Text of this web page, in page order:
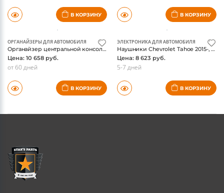
В КОРЗИНУ В КОРЗИНУ
ОРГАНАЙЗЕРЫ ДЛЯ АВТОМОБИЛЯ
Органайзер центральной консоли Chevrolet Tahoe 2015-, оригинал
Цена: 10 658 руб.
от 60 дней
В КОРЗИНУ
ЭЛЕКТРОНИКА ДЛЯ АВТОМОБИЛЯ
Наушники Chevrolet Tahoe 2015-, беспроводные, оригинал
Цена: 8 623 руб.
5-7 дней
В КОРЗИНУ